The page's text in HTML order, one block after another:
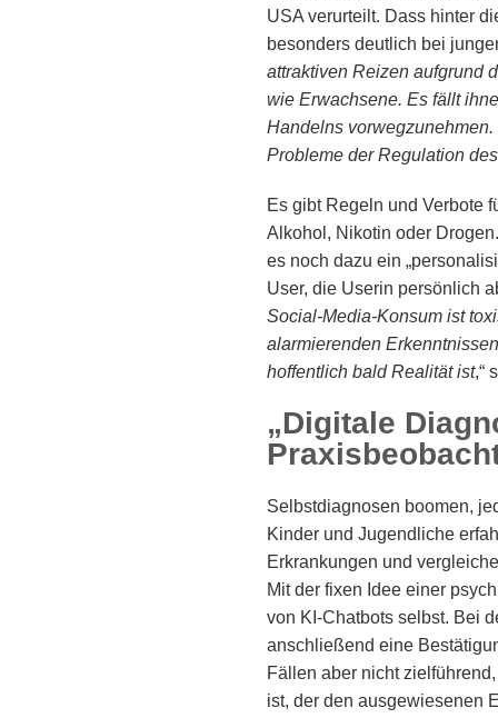
USA verurteilt. Dass hinter
besonders deutlich bei
attraktiven Reizen aufgrund
wie Erwachsene. Es fällt
Handelns
Probleme der Regulation
Es gibt Regeln und Verbote
Alkohol, Nikotin oder
es noch dazu ein
User, die Userin persönlich
Social-Media-Konsum ist
alarmierenden
hoffentlich bald Realität ist,“
„Digitale
Selbstdiagnosen boomen,
Kinder und Jugendliche
Erkrankungen und
Mit der fixen Idee einer
von KI-Chatbots selbst. Bei
anschließend eine
Fällen aber nicht
ist, der den ausgewiesenen